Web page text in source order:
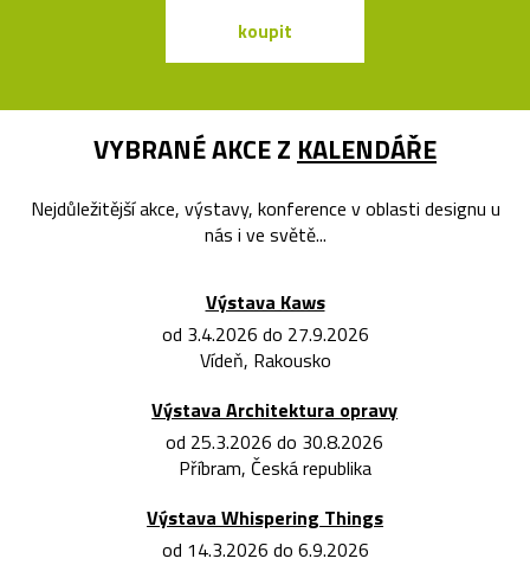
koupit
VYBRANÉ AKCE Z KALENDÁŘE
Nejdůležitější akce, výstavy, konference v oblasti designu u
nás i ve světě...
Výstava Kaws
od 3.4.2026 do 27.9.2026
Vídeň, Rakousko
Výstava Architektura opravy
od 25.3.2026 do 30.8.2026
Příbram, Česká republika
Výstava Whispering Things
od 14.3.2026 do 6.9.2026